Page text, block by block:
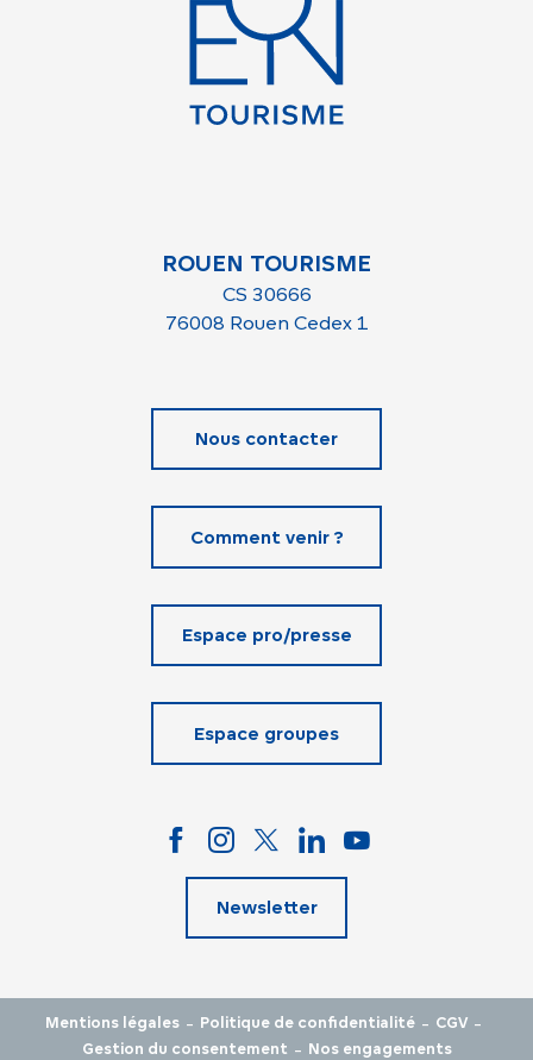
ROUEN TOURISME
CS 30666
76008 Rouen Cedex 1
Nous contacter
Comment venir ?
Espace pro/presse
Espace groupes
Newsletter
Mentions légales - Politique de confidentialité - CGV -
Gestion du consentement - Nos engagements